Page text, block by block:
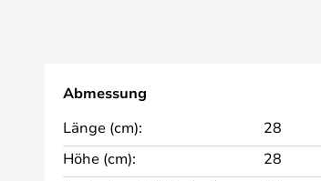
Abmessung
Länge (cm):
28
Höhe (cm):
28